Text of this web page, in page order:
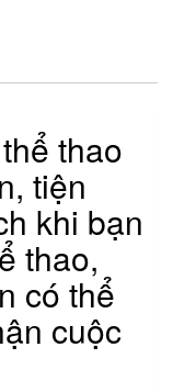
thao
tiện
khi bạn
thao,
có thể
cuộc